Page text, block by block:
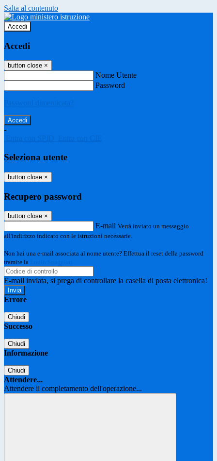
Salta al contenuto
Accedi
Accedi
button close ×
Nome Utente
Password
Password dimenticata?
-
Entra con SPID
Entra con CIE
Seleziona utente
button close ×
Recupero password
button close ×
E-mail Verrà inviato un messaggio
all'indirizzo indicato con le istruzioni necessarie.
Non hai una e-mail associata al nome utente? Effettua il reset della password
tramite la
Login Spaggiari
E-mail inviata, si prega di controllare la casella di posta elettronica!
Errore
Chiudi
Successo
Chiudi
Informazione
Chiudi
Attendere...
Attendere il completamento dell'operazione...